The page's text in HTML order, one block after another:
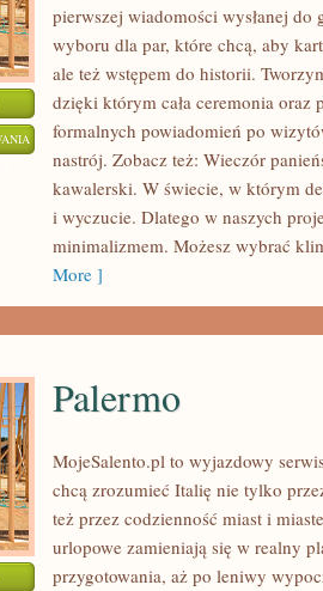
ŚLUBNE
FORMALNOŚCI
DOKUMENTY
pierwszej wiadomości wysłanej do
wyboru dla par, które chcą, aby
ale też wstępem do historii.
dzięki którym cała ceremonia
formalnych powiadomień po
nastrój. Zobacz też: Wieczór
kawalerski. W świecie, w którym
i wyczucie. Dlatego w naszych
minimalizmem. Możesz wybrać
More ]
Palermo
MojeSalento.pl to wyjazdowy
chcą zrozumieć Italię nie tylko
też przez codzienność miast i
urlopowe zamieniają się w realny
przygotowania, aż po leniwy